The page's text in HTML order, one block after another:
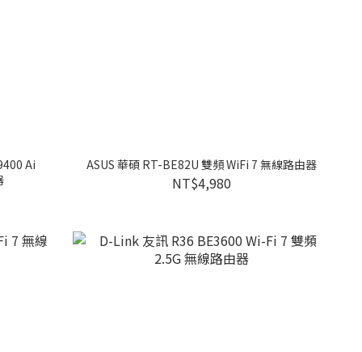
Ai
ASUS 華碩 RT-BE82U 雙頻 WiFi 7 無線路由器
NT$4,980